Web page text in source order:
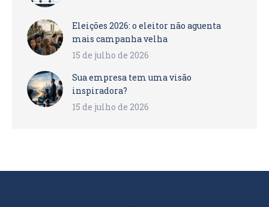
Eleições 2026: o eleitor não aguenta
mais campanha velha
15 de julho de 2026
Sua empresa tem uma visão
inspiradora?
15 de julho de 2026